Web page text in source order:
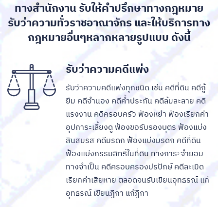
ทางสำนักงาน รับให้คำปรึกษาทางกฎหมาย
รับว่าความทั่วราชอาณาจักร และให้บริการทาง
กฎหมายอื่นๆหลากหลายรูปแบบ ดังนี้
รับว่าความคดีแพ่ง
รับว่าความคดีแพ่งทุกชนิด เช่น คดีที่ดิน คดีกู้
ยืม คดีจำนอง คดีค้ำประกัน คดีล้มละลาย คดี
แรงงาน คดีครอบครัว ฟ้องหย่า ฟ้องเรียกค่า
อุปการะเลี้ยงดู ฟ้องขอรับรองบุตร ฟ้องแบ่ง
สินสมรส คดีมรดก ฟ้องแบ่งมรดก คดีที่ดิน
ฟ้องแบ่งกรรมสิทธิ์ในที่ดิน ทางภาระจำยอม
ทางจำเป็น คดีครอบครองปรปักษ์ คดีละเมิด
เรียกค่าเสียหาย ตลอดจนรับเขียนอุทธรณ์ แก้
อุทธรณ์ เขียนฎีกา แก้ฎีกา